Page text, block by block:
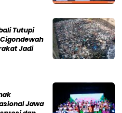
Tutupi
Jadi
Jawa